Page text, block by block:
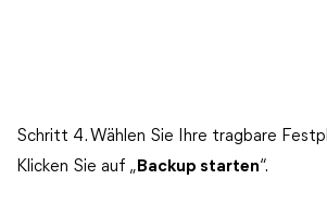
Schritt 4. Wählen Sie Ihre tragbare
Klicken Sie auf „ Backup starten“.